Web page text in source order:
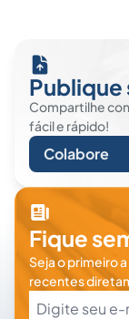
Publique
Compartilhe
fácil e rápido!
Colabore
Fique
Seja o primeiro
recentes